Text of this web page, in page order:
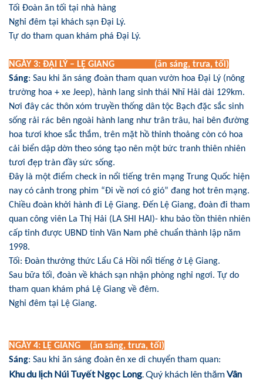
Tối Đoàn ăn tối tại nhà hàng
Nghỉ đêm tại khách sạn Đại Lý.
Tự do tham quan khám phá Đại Lý.
NGÀY 3: ĐẠI LÝ – LỆ GIANG (ăn sáng, trưa, tối)
Sáng: Sau khi ăn sáng đoàn tham quan vườn hoa Đại Lý (nông
trường hoa + xe Jeep), hành lang sinh thái Nhĩ Hải dài 129km.
Nơi đây các thôn xóm truyền thống dân tộc Bạch đặc sắc sinh
sống rải rác bên ngoài hành lang như trân trâu, hai bên đường
hoa tươi khoe sắc thắm, trên mặt hồ thỉnh thoảng còn có hoa
cải biển dập dờn theo sóng tạo nên một bức tranh thiên nhiên
tươi đẹp tràn đầy sức sống.
Đây là một điểm check in nổi tiếng trên mạng Trung Quốc hiện
nay có cảnh trong phim “Đi về nơi có gió” đang hot trên mạng.
Chiều đoàn khởi hành đi Lệ Giang. Đến Lệ Giang, đoàn đi tham
quan công viên La Thị Hải (LA SHI HAI)- khu bảo tồn thiên nhiên
cấp tỉnh được UBND tỉnh Vân Nam phê chuẩn thành lập năm
1998.
Tối: Đoàn thưởng thức Lẩu Cá Hồi nổi tiếng ở Lệ Giang.
Sau bữa tối, đoàn về khách sạn nhận phòng nghỉ ngơi. Tự do
tham quan khám phá Lệ Giang về đêm.
Nghỉ đêm tại Lệ Giang.
NGÀY 4: LỆ GIANG (ăn sáng, trưa, tối)
Sáng: Sau khi ăn sáng đoàn ên xe di chuyển tham quan:
Khu du lịch Núi Tuyết Ngọc Long. Quý khách lên thămVân